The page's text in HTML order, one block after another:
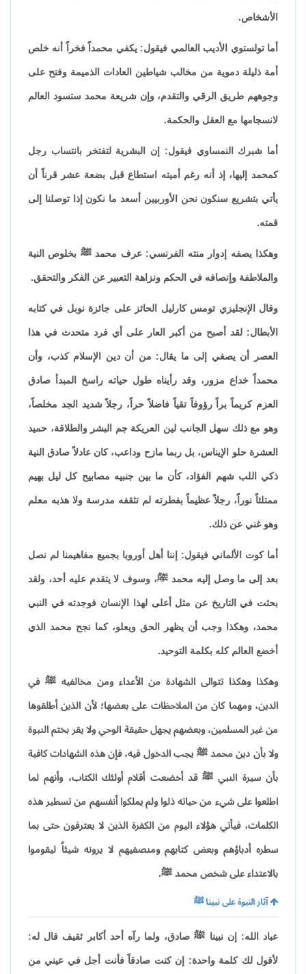
الأشخاص.
أما تولستوي الأديب العالمي فيقول: يكفي محمداً فخراً أنه خلص
أمة ذليلة دموية من مخالب شياطين العادات الذميمة وفتح على
وجوههم طريق الرقي والتقدم، وإن شريعة محمد ستسود العالم
لانسجامها مع العقل والحكمة.
أما شبرك النمساوي فيقول: إن البشرية لتفتخر بانتساب رجل
كمحمد إليها، إذ أنه رغم أميته استطاع قبل بضعة عشر قرناً أن
يأتي بتشريع سنكون نحن الأوربيين أسعد ما نكون إذا توصلنا إلى
قمته.
وهكذا يصفه إدوار منته الفرنسي: عرف محمد ﷺ بخلوص النية
والملاطفة وإنصافه في الحكم ونزاهة التعبير عن الفكر والتحقق.
وقال الإنجليزي تومس كارليل الحائز على جائزة نوبل في كتابه
الأبطال: لقد أصبح من أكبر العار على أي فرد متحدث في هذا
العصر أن يصغي إلى ما يقال: من أن دين الإسلام كذب، وأن
محمداً خداع مزور، وقد رأيناه طول حياته راسخ المبدأ صادق
العزم كريماً براً رؤوفاً تقياً فاضلاً حراً، رجلاً شديد الجد مخلصاً،
وهو مع ذلك سهل الجانب لين العريكة جم البشر والطلاقة، حميد
العشرة حلو الإيناس، بل ربما مازح وداعب، كان عادلاً صادق النية
ذكي اللب شهم الفؤاد، كأن ما بين جنبيه مصابيح كل ليل بهيم
ممتلئاً نوراً، رجلاً عظيماً بفطرته لم تثقفه مدرسة ولا هذبه معلم
وهو غني عن ذلك.
أما كوت الألماني فيقول: إننا أهل أوروبا بجميع مفاهيمنا لم نصل
بعد إلى ما وصل إليه محمد ﷺ، وسوف لا يتقدم عليه أحد، ولقد
بحثت في التاريخ عن مثل أعلى لهذا الإنسان فوجدته في النبي
محمد، وهكذا وجب أن يظهر الحق ويعلو، كما نجح محمد الذي
أخضع العالم كله بكلمة التوحيد.
وهكذا وهكذا تتوالى الشهادة من الأعداء ومن مخالفيه ﷺ في
الدين، ومهما كان من الملاحظات على بعضها؛ لأن الذين أطلقوها
من غير المسلمين، وبعضهم يجهل حقيقة الوحي ولا يقر بختم النبوة
ولا بأن دين محمد ﷺ يجب الدخول فيه، فإن هذه الشهادات كافية
بأن سيرة النبي ﷺ قد أخضعت أقلام أولئك الكتاب، وأنهم لما
اطلعوا على شيء من حياته ذلوا ولم يملكوا أنفسهم من تسطير هذه
الكلمات، فيأتي هؤلاء اليوم من الكفرة الذين لا يعترفون حتى بما
سطره أدباؤهم وبعض كتابهم ومنصفيهم لا يرونه شيئاً ليقوموا
بالاعتداء على شخص محمد ﷺ.
آثار النبوة على نبينا ﷺ
عباد الله: إن نبينا ﷺ صادق، ولما رآه أحد أكابر ثقيف قال له:
لأقول لك كلمة واحدة: إن كنت صادقاً فأنت أجل في عيني من